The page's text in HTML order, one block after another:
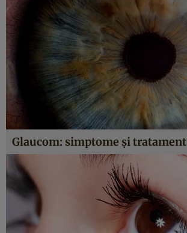
Glaucom: simptome şi tratament